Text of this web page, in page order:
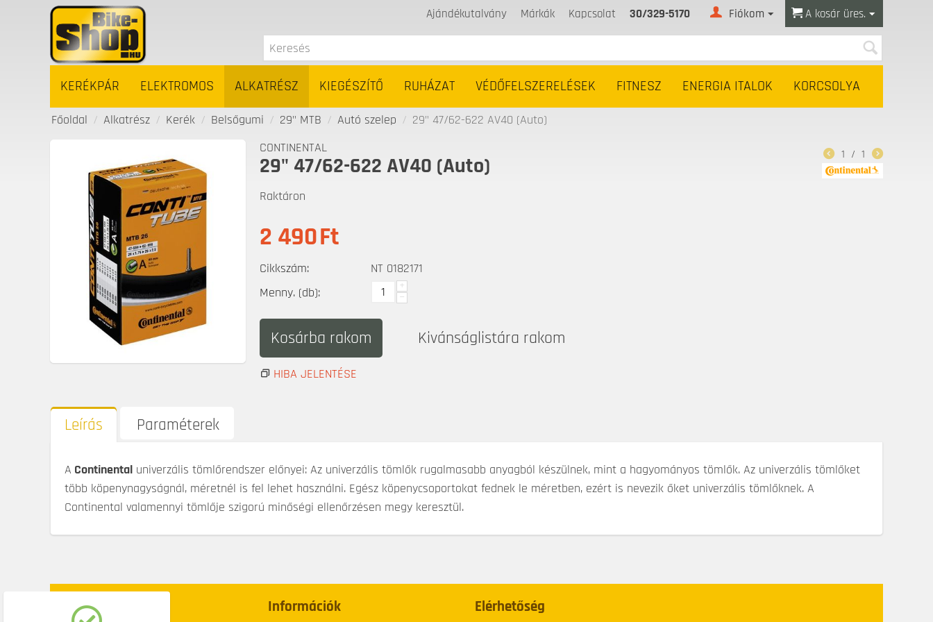
A kosár üres.
Fiókom
Ajándékutalvány Márkák Kapcsolat 30/329-5170
KERÉKPÁR ELEKTROMOS ALKATRÉSZ KIEGÉSZÍTŐ RUHÁZAT VÉDŐFELSZERELÉSEK FITNESZ ENERGIA ITALOK KORCSOLYA
Főoldal / Alkatrész / Kerék / Belsőgumi / 29" MTB / Autó szelep / 29" 47/62-622 AV40 (Auto)
1 / 1
CONTINENTAL
29" 47/62-622 AV40 (Auto)
Raktáron
2 490Ft
Cikkszám:
NT 0182171
Menny. (db):
+
−
Kosárba rakom Kivánságlistára rakom
HIBA JELENTÉSE
Leírás Paraméterek
A Continental univerzális tömlőrendszer előnyei: Az univerzális tömlők rugalmasabb anyagból készülnek, mint a hagyományos tömlők. Az univerzális tömlőket
több köpenynagyságnál, méretnél is fel lehet használni. Egész köpenycsoportokat fednek le méretben, ezért is nevezik őket univerzális tömlőknek. A
Continental valamennyi tömlője szigorú minőségi ellenőrzésen megy keresztül.
Webáruház Információk Elérhetőség